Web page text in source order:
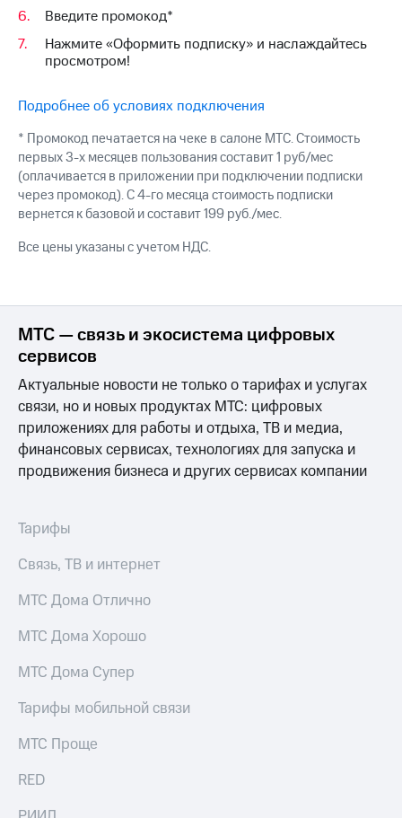
Выбрать
красивый
номер
SIM-
Перейти
на
eSIM
Для дома
Выберите
и подключите
тарифом
Тарифы
ТВ и телефон
для дома
Услуги
Домашнее
ТВ
Спутниковое
ТВ
Домашний
в МТС
Интернет,
ТВ и телефон
для дома
Услуги
Личный
кабинет
интернета
и
ТВ
Личный
спутникового
приложение
МТС
Акции
Видеонаблюдение
для дома
149 ₽/
мес
Подписка
интернета,
музыка
и многое
другое
Семейная
группа
Скидка
Введите промокод*
Нажмите «Оформить подписку» и наслаждайтесь
просмотром!
Подробнее об условиях подключения
* Промокод печатается на чеке в салоне МТС. Стоимость
первых 3-х месяцев пользования составит 1 руб/мес
(оплачивается в приложении при подключении подписки
через промокод). С 4-го месяца стоимость подписки
вернется к базовой и составит 199 руб./мес.
Все цены указаны с учетом НДС.
МТС — связь и экосистема цифровых
сервисов
Актуальные новости не только о тарифах и услугах
связи, но и новых продуктах МТС: цифровых
приложениях для работы и отдыха, ТВ и медиа,
финансовых сервисах, технологиях для запуска и
продвижения бизнеса и других сервисах компании
Тарифы
Связь, ТВ и интернет
МТС Дома Отлично
МТС Дома Хорошо
МТС Дома Супер
Тарифы мобильной связи
МТС Проще
RED